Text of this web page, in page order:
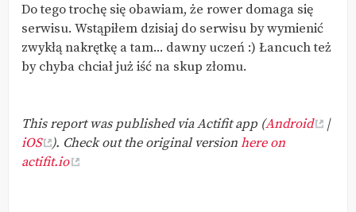
Do tego trochę się obawiam, że rower domaga się
serwisu. Wstąpiłem dzisiaj do serwisu by wymienić
zwykłą nakrętkę a tam... dawny uczeń :) Łancuch też
by chyba chciał już iść na skup złomu.
This report was published via Actifit app (Android
|
iOS
). Check out the original versionhere on
actifit.io